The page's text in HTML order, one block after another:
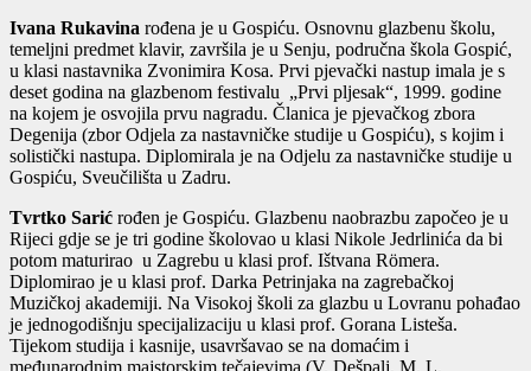
Ivana Rukavina rođena je u Gospiću. Osnovnu glazbenu školu,
temeljni predmet klavir, završila je u Senju, područna škola Gospić,
u klasi nastavnika Zvonimira Kosa. Prvi pjevački nastup imala je s
deset godina na glazbenom festivalu „Prvi pljesak“, 1999. godine
na kojem je osvojila prvu nagradu. Članica je pjevačkog zbora
Degenija (zbor Odjela za nastavničke studije u Gospiću), s kojim i
solistički nastupa. Diplomirala je na Odjelu za nastavničke studije u
Gospiću, Sveučilišta u Zadru.
Tvrtko Sarić rođen je Gospiću. Glazbenu naobrazbu započeo je u
Rijeci gdje se je tri godine školovao u klasi Nikole Jedrlinića da bi
potom maturirao u Zagrebu u klasi prof. Ištvana Römera.
Diplomirao je u klasi prof. Darka Petrinjaka na zagrebačkoj
Muzičkoj akademiji. Na Visokoj školi za glazbu u Lovranu pohađao
je jednogodišnju specijalizaciju u klasi prof. Gorana Listeša.
Tijekom studija i kasnije, usavršavao se na domaćim i